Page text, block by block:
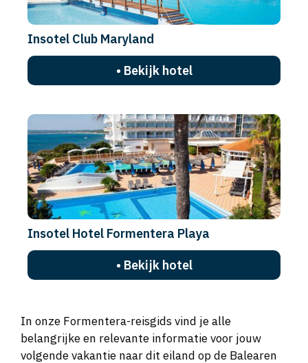
Insotel Club Maryland
• Bekijk hotel
Insotel Hotel Formentera Playa
• Bekijk hotel
In onze Formentera-reisgids vind je alle
belangrijke en relevante informatie voor jouw
volgende vakantie naar dit eiland op de Balearen